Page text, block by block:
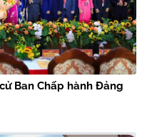
Ban Chấp hành Đảng